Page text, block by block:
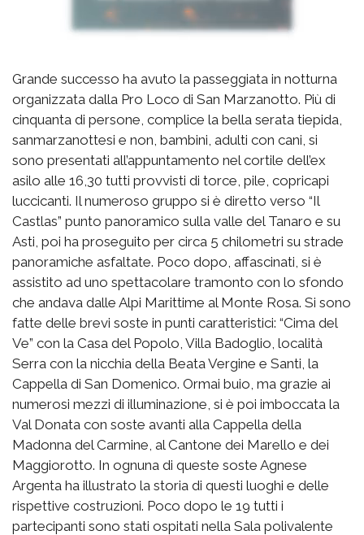
Grande successo ha avuto la passeggiata in notturna
organizzata dalla Pro Loco di San Marzanotto. Più di
cinquanta di persone, complice la bella serata tiepida,
sanmarzanottesi e non, bambini, adulti con cani, si
sono presentati all’appuntamento nel cortile dell’ex
asilo alle 16,30 tutti provvisti di torce, pile, copricapi
luccicanti. Il numeroso gruppo si è diretto verso “Il
Castlas” punto panoramico sulla valle del Tanaro e su
Asti, poi ha proseguito per circa 5 chilometri su strade
panoramiche asfaltate. Poco dopo, affascinati, si è
assistito ad uno spettacolare tramonto con lo sfondo
che andava dalle Alpi Marittime al Monte Rosa. Si sono
fatte delle brevi soste in punti caratteristici: “Cima del
Ve” con la Casa del Popolo, Villa Badoglio, località
Serra con la nicchia della Beata Vergine e Santi, la
Cappella di San Domenico. Ormai buio, ma grazie ai
numerosi mezzi di illuminazione, si è poi imboccata la
Val Donata con soste avanti alla Cappella della
Madonna del Carmine, al Cantone dei Marello e dei
Maggiorotto. In ognuna di queste soste Agnese
Argenta ha illustrato la storia di questi luoghi e delle
rispettive costruzioni. Poco dopo le 19 tutti i
partecipanti sono stati ospitati nella Sala polivalente